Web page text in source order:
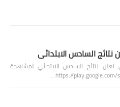
السادس الابتدائي
تعلن نتائج السادس الابتدائي لمشاهدة